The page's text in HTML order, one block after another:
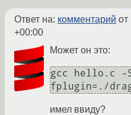
Ответ на: комментарий от
+00:00
Может он это:
gcc hello.c -
имел ввиду?